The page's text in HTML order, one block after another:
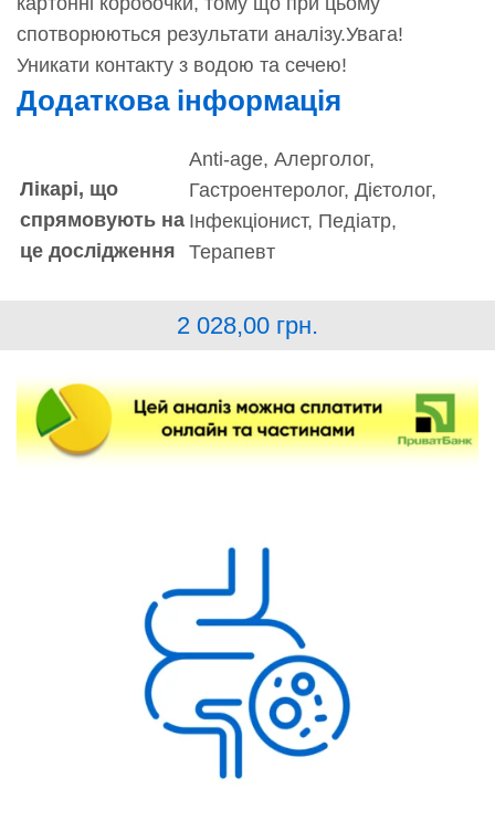
спотворюються результати аналізу.Увага!
Уникати контакту з водою та сечею!
Додаткова інформація
Лікарі, що
спрямовують на
це дослідження
Anti-age, Алерголог,
Гастроентеролог, Дієтолог,
Інфекціонист, Педіатр,
Терапевт
2 028,00 грн.